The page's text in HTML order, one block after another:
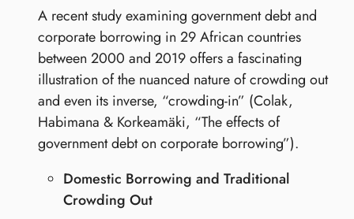
A recent study examining government debt and
corporate borrowing in 29 African countries
between 2000 and 2019 offers a fascinating
illustration of the nuanced nature of crowding out
and even its inverse, “crowding-in” (Colak,
Habimana & Korkeamäki, “The effects of
government debt on corporate borrowing”).
Domestic Borrowing and Traditional
Crowding Out